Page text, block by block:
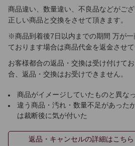
商品違い、数量違い、不良品などがご
正しい商品と交換をさせて頂きます。
※商品到着後7日以内までの期間 万が
ております場合は商品代金を返金させて
お客様都合の返品・交換は受け付けて
合、返品・交換はお受けできません。
商品がイメージしていたものと異な
違う商品・汚れ・数量不足があった
は裁断後に気が付いた
返品・キャンセルの詳細はこちら